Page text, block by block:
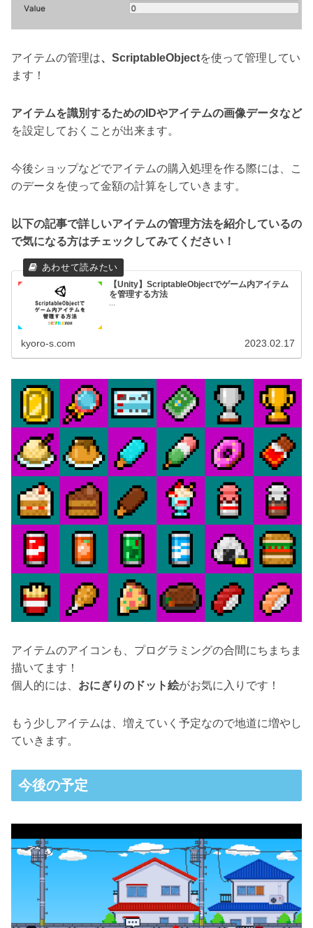
アイテムの管理は、ScriptableObjectを使って管理してい
ます！
アイテムを識別するためのIDやアイテムの画像データなど
を設定しておくことが出来ます。
今後ショップなどでアイテムの購入処理を作る際には、こ
のデータを使って金額の計算をしていきます。
以下の記事で詳しいアイテムの管理方法を紹介しているの
で気になる方はチェックしてみてください！
【Unity】ScriptableObjectでゲーム内アイテム
を管理する方法
kyoro-s.com 2023.02.17
アイテムのアイコンも、プログラミングの合間にちまちま
描いてます！
個人的には、 おにぎりのドット絵がお気に入りです！
もう少しアイテムは、増えていく予定なので地道に増やし
ていきます。
今後の予定